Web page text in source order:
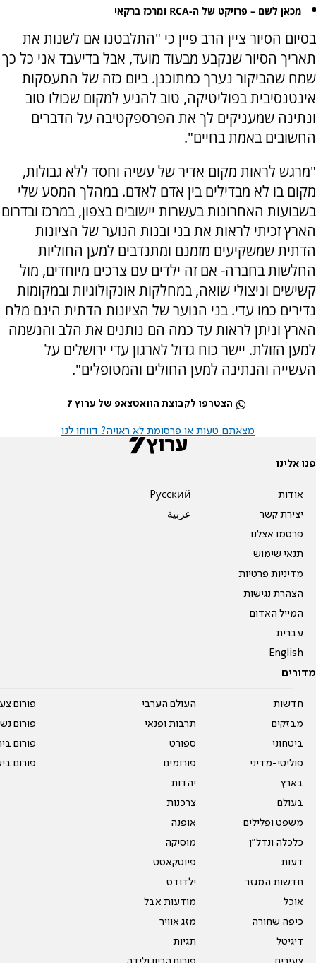
מכאן לשם – פרויקט של ה-RCA ומרכז ברקאי
בסיום הסיור ציין הרב פיין כי "התלבטנו אם לשנות את
תאריך הסיור שנקבע מבעוד מועד, אבל בדיעבד אני כל כך
שמח שהביקור נערך כמתוכנן. ביום כזה של התעסקות
אינטנסיבית בפוליטיקה, טוב להגיע למקום שכולו טוב
ונתינה שמעניקים לך את הפרספקטיבה על הדברים
החשובים באמת בחיים".
"מרגש לראות מקום אדיר של עשיה וחסד ללא גבולות,
מקום בו לא מבדילים בין אדם לאדם. במהלך המסע שלי
בשבועות האחרונות בעשרות יישובים בצפון, במרכז ובדרום
הארץ זכיתי לראות את בני ובנות הנוער של הציונות
הדתית שמשקיעים מזמנם ומתנדבים למען החוליות
החלשות בחברה- אם זה ילדים עם צרכים מיוחדים, מול
קשישים וניצולי שואה, במחלקות אונקולוגיות ובמקומות
נדירים כמו עדי. בני הנוער של הציונות הדתית הינם מלח
הארץ וניתן לראות עד כמה הם נותנים את הלב והנשמה
למען הזולת. יישר כוח גדול לארגון עדי ירושלים על
העשייה והנתינה למען החולים והמטופלים".
הצטרפו לקבוצת הוואטצאפ של ערוץ 7
מצאתם טעות או פרסומת לא ראויה? דווחו לנו
פנו אלינו
אודות
יצירת קשר
פרסמו אצלנו
תנאי שימוש
מדיניות פרטיות
הצהרת נגישות
המייל האדום
עברית
English
Pусский
عربية
מדורים
חדשות
מבזקים
ביטחוני
פוליטי-מדיני
בארץ
בעולם
משפט ופלילים
כלכלה ונדל"ן
דעות
חדשות המגזר
אוכל
כיפה שחורה
דיגיטל
העולם הערבי
תרבות ופנאי
ספורט
פורומים
יהדות
צרכנות
אופנה
מוסיקה
פיוטקאסט
ילדודס
מודעות אבל
מזג אוויר
תגיות
פורום
פורום
פורום
פורום